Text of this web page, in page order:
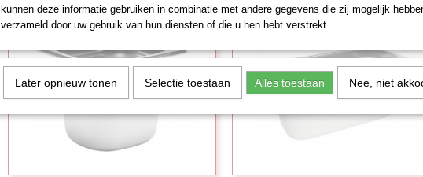
kunnen deze informatie gebruiken in combinatie met andere gegevens die zij mogelijk
verzameld door uw gebruik van hun diensten of die u hen hebt verstrekt.
Later opnieuw tonen Selectie toestaan Alles toestaan Nee, niet